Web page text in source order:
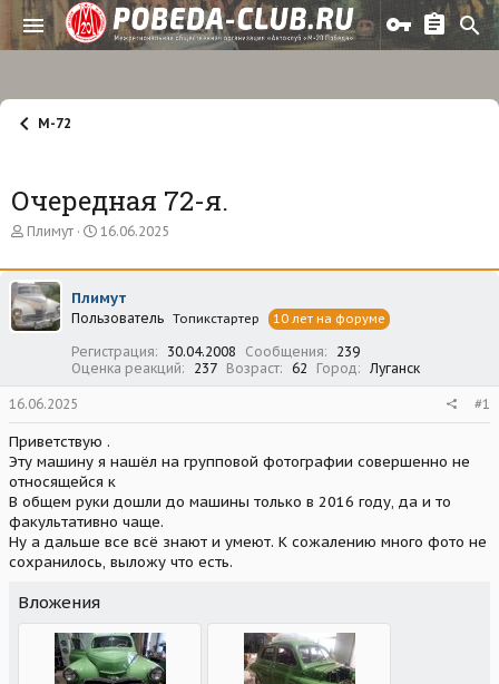
М-72
Очередная 72-я.
А
т
о
р
т
Плимут
Д
т
н
а
а
л
а
16.06.2025
Плимут
Пользователь Топикстартер 10 лет на форуме
Регистрация 30.04.2008 Сообщения
239
Оценка реакций
237 Возраст 62 Город Луганск
16.06.2025 #1
Приветствую .
Эту машину я нашёл на групповой фотографии совершенно не
относящейся к
В общем руки дошли до машины только в 2016 году, да и то
факультативно чаще.
Ну а дальше все всё знают и умеют. К сожалению много фото не
сохранилось, выложу что есть.
Вложения